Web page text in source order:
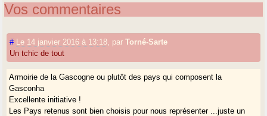
Vos commentaires
# Le 14 janvier 2016 à 13:18 parTorné-Sarte
Un tchic de tout
Armoirie de la Gascogne ou plutôt des pays qui composent la
Gasconha
Excellente initiative !
Les Pays retenus sont bien choisis pour nous représenter ...juste un